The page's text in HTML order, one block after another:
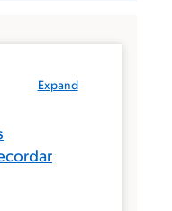
Expand